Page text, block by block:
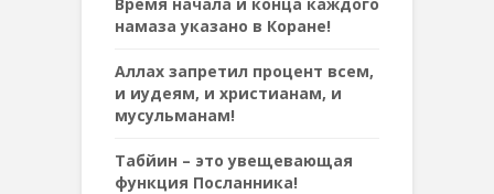
намаза указано в Коране!
Аллах запретил процент всем,
и иудеям, и христианам, и
мусульманам!
Табйин – это увещевающая
функция Посланника!